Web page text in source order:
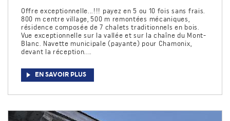
Offre exceptionnelle...!!! payez en 5 ou 10 fois sans frais.
800 m centre village, 500 m remontées mécaniques,
résidence composée de 7 chalets traditionnels en bois.
Vue exceptionnelle sur la vallée et sur la chaîne du Mont-
Blanc. Navette municipale (payante) pour Chamonix,
devant la réception....
EN SAVOIR PLUS